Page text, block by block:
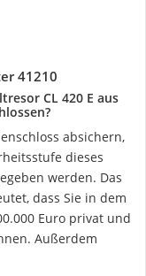
41210
CL 420 E aus
absichern,
dieses
werden. Das
dass Sie in dem
Euro privat und
Außerdem